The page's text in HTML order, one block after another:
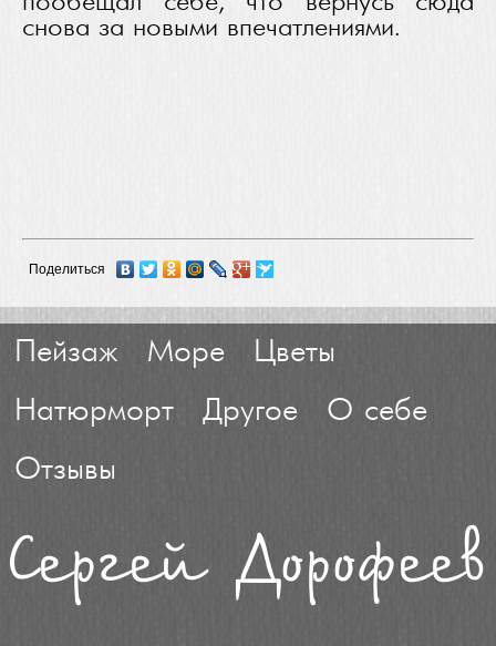
снова за новыми впечатлениями.
Поделиться
Пейзаж Море
Цветы
Натюрморт
Другое
О себе
Отзывы
Сергей Дорофеев